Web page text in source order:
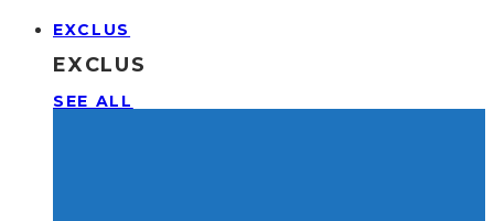
EXCLUS
EXCLUS
SEE ALL